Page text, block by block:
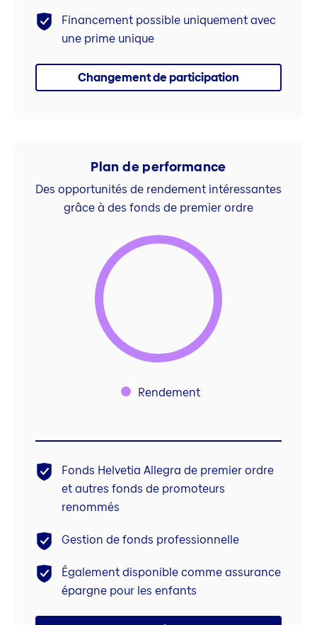
Financement possible uniquement avec
une prime unique
Changement de participation
Plan de performance
Des opportunités de rendement intéressantes
grâce à des fonds de premier ordre
Rendement
Fonds Helvetia Allegra de premier ordre
et autres fonds de promoteurs
renommés
Gestion de fonds professionnelle
Également disponible comme assurance
épargne pour les enfants